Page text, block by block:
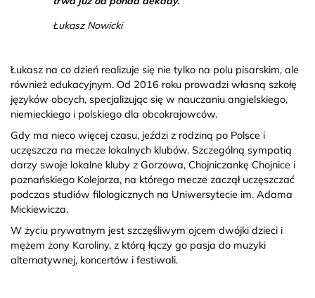
Łukasz Nowicki
Łukasz na co dzień realizuje się nie tylko na polu pisarskim, ale
również edukacyjnym. Od 2016 roku prowadzi własną szkołę
języków obcych, specjalizując się w nauczaniu angielskiego,
niemieckiego i polskiego dla obcokrajowców.
Gdy ma nieco więcej czasu, jeździ z rodziną po Polsce i
uczęszcza na mecze lokalnych klubów. Szczególną sympatią
darzy swoje lokalne kluby z Gorzowa, Chojniczankę Chojnice i
poznańskiego Kolejorza, na którego mecze zaczął uczęszczać
podczas studiów filologicznych na Uniwersytecie im. Adama
Mickiewicza.
W życiu prywatnym jest szczęśliwym ojcem dwójki dzieci i
mężem żony Karoliny, z którą łączy go pasja do muzyki
alternatywnej, koncertów i festiwali.